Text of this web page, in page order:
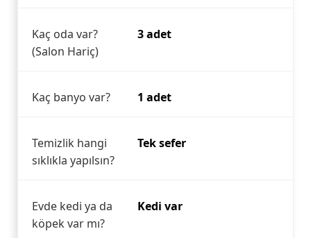
Kaç oda var?
(Salon Hariç)
3 adet
Kaç banyo var? 1 adet
Temizlik hangi
sıklıkla yapılsın?
Tek sefer
Evde kedi ya da
köpek var mı?
Kedi var